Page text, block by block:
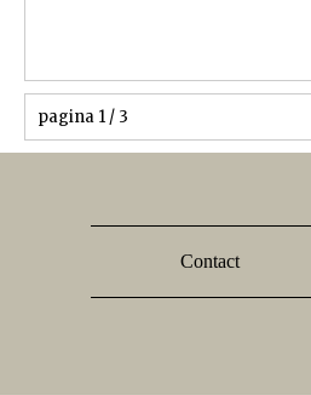
pagina 1 / 3
Contact